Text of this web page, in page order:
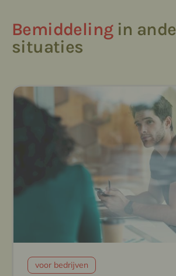
Bemiddelingin
situaties
voor bedrijven